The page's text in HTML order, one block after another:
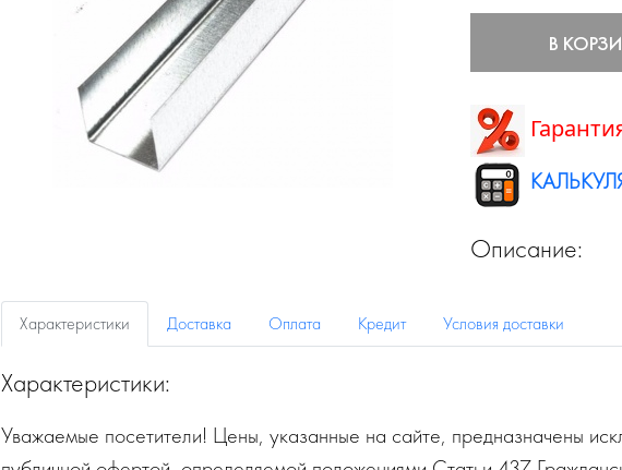
В
Описание:
Характеристики Доставка Оплата Кредит Условия доставки
Характеристики:
Уважаемые посетители! Цены, указанные на сайте, предназначены